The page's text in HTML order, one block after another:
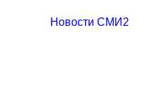
Новости СМИ2